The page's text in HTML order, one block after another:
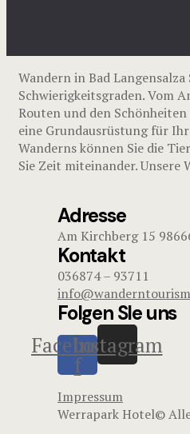
Wandern in Bad
Schwierigkeitsgraden. Vom
Routen und den
eine Grundausrüstung für
Wanderns können Sie die
Sie Zeit miteinander.
Adresse
Am Kirchberg 15
Kontakt
036874 – 93711
Folgen SIe uns
Facebook-
f
Instagram
Impressum
Werrapark Hotel©